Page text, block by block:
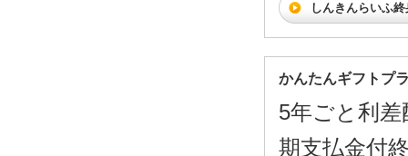
しんきんらいふ
かんたんギフトプ
5年ごと利
期支払金付